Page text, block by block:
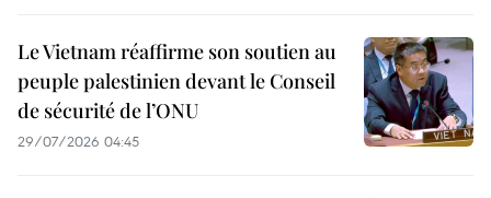
Le Vietnam réaffirme son soutien au
peuple palestinien devant le Conseil
de sécurité de l’ONU
29/07/2026 04:45